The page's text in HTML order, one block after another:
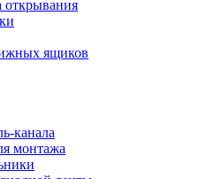
открывания
ящиков
канала
монтажа